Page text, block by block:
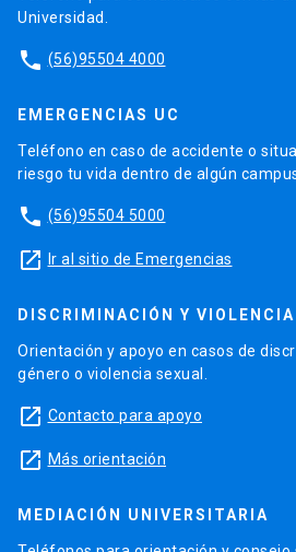
Universidad.
phone (56)95504 4000
EMERGENCIAS UC
Teléfono en caso de accidente o
riesgo tu vida dentro de algún
phone (56)95504 5000
launch Ir al sitio de Emergencias
DISCRIMINACIÓN Y VIOLENCIA
Orientación y apoyo en casos de
género o violencia sexual.
launch Contacto para apoyo
launch Más orientación
MEDIACIÓN UNIVERSITARIA